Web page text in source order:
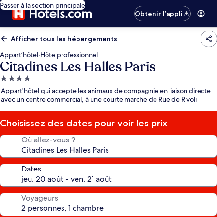
Passer à la section principale
Obtenir l’appli
Afficher tous les hébergements
Appart’hôtel·Hôte professionnel
Citadines Les Halles Paris
Hébergement
4.0 étoiles
Appart'hôtel qui accepte les animaux de compagnie en liaison directe
avec un centre commercial, à une courte marche de Rue de Rivoli
Choisissez des dates pour voir les prix
Où allez-vous ?
Dates
Voyageurs